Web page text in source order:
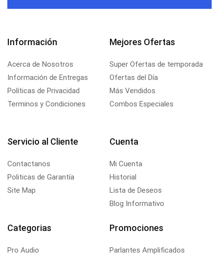
Información
Acerca de Nosotros
Información de Entregas
Políticas de Privacidad
Terminos y Condiciones
Mejores Ofertas
Super Ofertas de temporada
Ofertas del Día
Más Vendidos
Combos Especiales
Servicio al Cliente
Contactanos
Politicas de Garantía
Site Map
Cuenta
Mi Cuenta
Historial
Lista de Deseos
Blog Informativo
Categorias
Pro Audio
Promociones
Parlantes Amplificados